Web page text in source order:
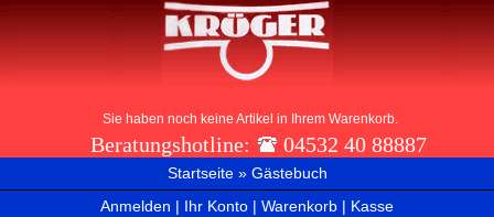
Sie haben noch keine Artikel in Ihrem Warenkorb.
Beratungshotline: 04532 40 88887
Startseite» Gästebuch
Anmelden | Ihr Konto | Warenkorb | Kasse